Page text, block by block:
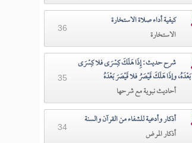
كيفية أداء صلاة الاستخارة
الاستخارة
36
شرح حديث: إِذَا هَلَكَ كِسْرَى فلا كِسْرَى
بَعْدَهُ، وإذَا هَلَكَ قَيْصَرُ فلا قَيْصَرَ بَعْدَهُ
أحاديث نبوية مع شرحها
35
أذكار وأدعية للشفاء من القرآن والسنة
أذكار المرض
34